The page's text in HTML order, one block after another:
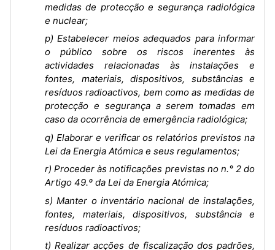
medidas de protecção e segurança radiológica
e nuclear;
p) Estabelecer meios adequados para informar
o público sobre os riscos inerentes às
actividades relacionadas às instalações e
fontes, materiais, dispositivos, substâncias e
resíduos radioactivos, bem como as medidas de
protecção e segurança a serem tomadas em
caso da ocorrência de emergência radiológica;
q) Elaborar e verificar os relatórios previstos na
Lei da Energia Atómica e seus regulamentos;
r) Proceder às notificações previstas no n.° 2 do
Artigo 49.º da Lei da Energia Atómica;
s) Manter o inventário nacional de instalações,
fontes, materiais, dispositivos, substância e
resíduos radioactivos;
t) Realizar acções de fiscalização dos padrões,